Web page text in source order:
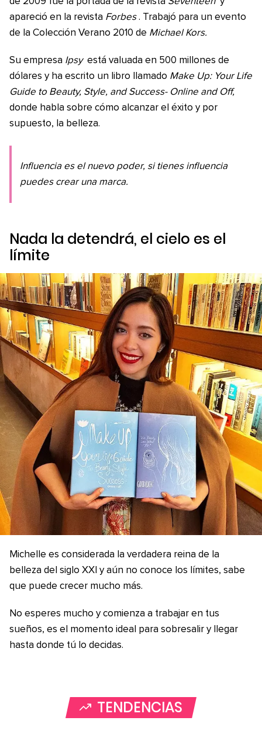
apareció en la revista Forbes . Trabajó para un evento
de la Colección Verano 2010 de Michael Kors.
Su empresa Ipsy está valuada en 500 millones de
dólares y ha escrito un libro llamado Make Up: Your Life
Guide to Beauty, Style, and Success- Online and Off,
donde habla sobre cómo alcanzar el éxito y por
supuesto, la belleza.
Influencia es el nuevo poder, si tienes influencia
puedes crear una marca.
Nada la detendrá, el cielo es el
límite
Michelle es considerada la verdadera reina de la
belleza del siglo XXI y aún no conoce los límites, sabe
que puede crecer mucho más.
No esperes mucho y comienza a trabajar en tus
sueños, es el momento ideal para sobresalir y llegar
hasta donde tú lo decidas.
TENDENCIAS